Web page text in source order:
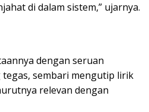
di dalam sistem,” ujarnya.
dengan seruan
sembari mengutip lirik
relevan dengan